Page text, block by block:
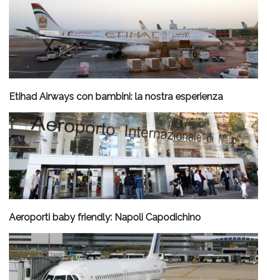
Etihad Airways con bambini: la nostra esperienza
Aeroporti baby friendly: Napoli Capodichino